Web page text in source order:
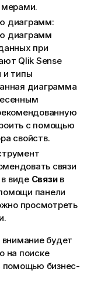
мерами.
диаграмм:
диаграмм
при
Qlik Sense
и типы
диаграмма
с помощью
свойств.
связи
виде Связив
панели
просмотреть
будет
на поиске
бизнес-